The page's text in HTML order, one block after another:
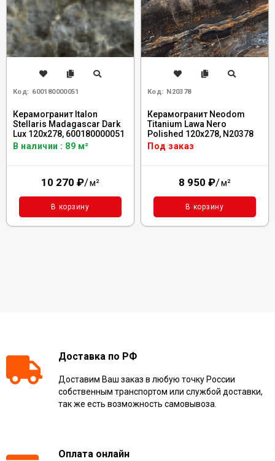
Код: 600180000051
Керамогранит Italon
Stellaris Madagascar Dark
Lux 120x278, 600180000051
В наличии : 89 м²
10 270 ₽/м²
В корзину
Код: N20378
Керамогранит Neodom
Titanium Lawa Nero
Polished 120x278, N20378
Под заказ
8 950 ₽/м²
В корзину
Доставка по РФ
Доставим Ваш заказ в любую точку России
собственным транспортом или службой доставки,
так же есть возможность самовывоза.
Оплата онлайн